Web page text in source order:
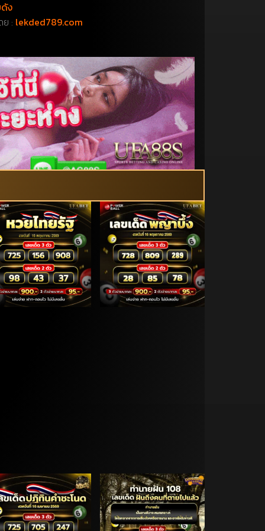
ง
ย : lekded789.com